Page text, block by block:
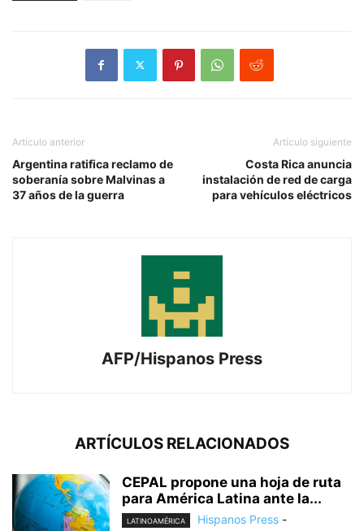
Artículo anterior
Argentina ratifica reclamo de
soberanía sobre Malvinas a
37 años de la guerra
Artículo siguiente
Costa Rica anuncia
instalación de red de carga
para vehículos eléctricos
AFP/Hispanos Press
ARTÍCULOS RELACIONADOS
CEPAL propone una hoja de ruta
para América Latina ante la...
LATINOAMÉRICA Hispanos Press -